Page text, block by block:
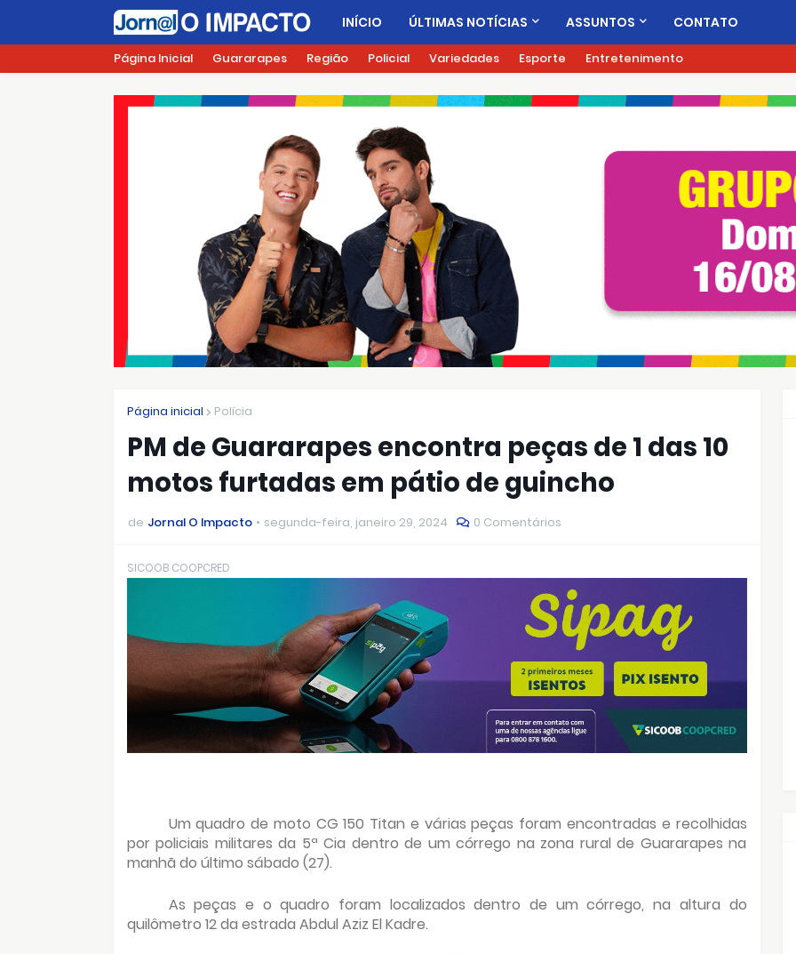
INÍCIO ÚLTIMAS NOTÍCIAS ASSUNTOS CONTATO
Página Inicial Guararapes Região Policial Variedades Esporte Entretenimento
Página inicial Polícia
PM de Guararapes encontra peças de 1 das 10
motos furtadas em pátio de guincho
de Jornal O Impacto segunda-feira, janeiro 29, 2024 0 Comentários
SICOOB COOPCRED
Um quadro de moto CG 150 Titan e várias peças foram encontradas e recolhidas
por policiais militares da 5ª Cia dentro de um córrego na zona rural de Guararapes na
manhã do último sábado (27).
As peças e o quadro foram localizados dentro de um córrego, na altura do
quilômetro 12 da estrada Abdul Aziz El Kadre.